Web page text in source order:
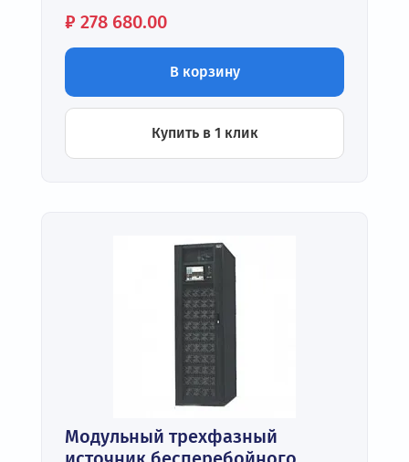
Цена:
₽ 278 680.00
В корзину
Купить в 1 клик
Модульный трехфазный